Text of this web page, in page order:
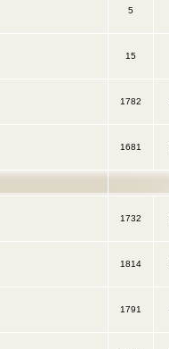
5
15
1782
1681
1732
1814
1791